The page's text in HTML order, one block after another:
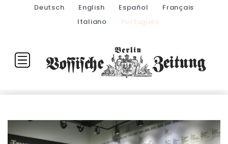
Deutsch English Español
Français
Italiano
Português